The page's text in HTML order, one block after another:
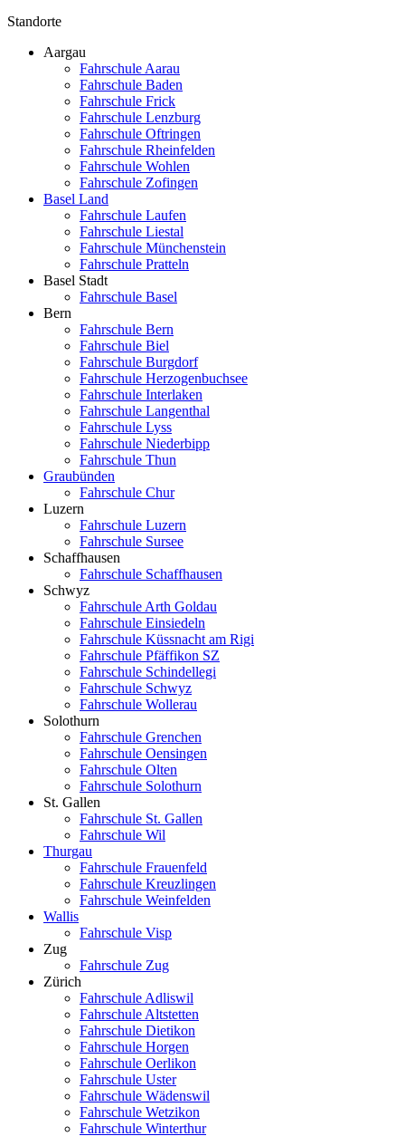
Standorte
Aargau
Fahrschule Aarau
Fahrschule Baden
Fahrschule Frick
Fahrschule Lenzburg
Fahrschule Oftringen
Fahrschule Rheinfelden
Fahrschule Wohlen
Fahrschule Zofingen
Basel Land
Fahrschule Laufen
Fahrschule Liestal
Fahrschule Münchenstein
Fahrschule Pratteln
Basel Stadt
Fahrschule Basel
Bern
Fahrschule Bern
Fahrschule Biel
Fahrschule Burgdorf
Fahrschule Herzogenbuchsee
Fahrschule Interlaken
Fahrschule Langenthal
Fahrschule Lyss
Fahrschule Niederbipp
Fahrschule Thun
Graubünden
Fahrschule Chur
Luzern
Fahrschule Luzern
Fahrschule Sursee
Schaffhausen
Fahrschule Schaffhausen
Schwyz
Fahrschule Arth Goldau
Fahrschule Einsiedeln
Fahrschule Küssnacht am Rigi
Fahrschule Pfäffikon SZ
Fahrschule Schindellegi
Fahrschule Schwyz
Fahrschule Wollerau
Solothurn
Fahrschule Grenchen
Fahrschule Oensingen
Fahrschule Olten
Fahrschule Solothurn
St. Gallen
Fahrschule St. Gallen
Fahrschule Wil
Thurgau
Fahrschule Frauenfeld
Fahrschule Kreuzlingen
Fahrschule Weinfelden
Wallis
Fahrschule Visp
Zug
Fahrschule Zug
Zürich
Fahrschule Adliswil
Fahrschule Altstetten
Fahrschule Dietikon
Fahrschule Horgen
Fahrschule Oerlikon
Fahrschule Uster
Fahrschule Wädenswil
Fahrschule Wetzikon
Fahrschule Winterthur